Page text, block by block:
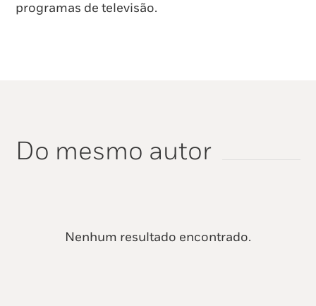
programas de televisão.
Do mesmo autor
Nenhum resultado encontrado.